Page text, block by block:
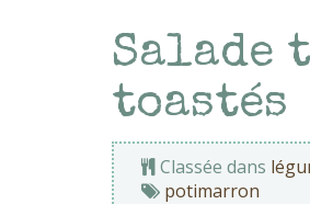
Salade
toastés
Classée dans
potimarron